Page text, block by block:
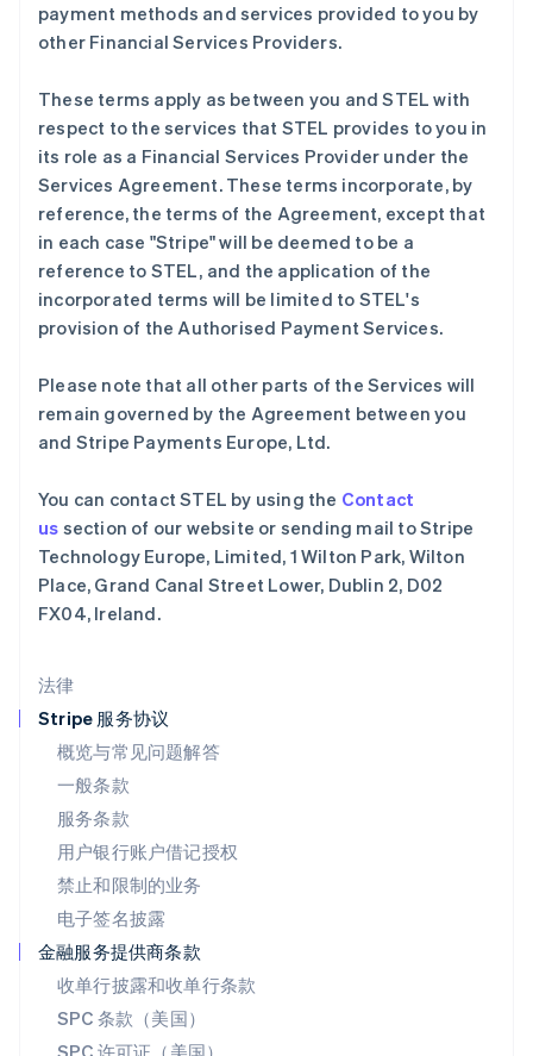
法律
Stripe 服务协议
概览与常见问题解答
一般条款
服务条款
用户银行账户借记授权
禁止和限制的业务
电子签名披露
金融服务提供商条款
收单行披露和收单行条款
SPC 条款（美国）
SPC 许可证（美国）
payment methods and services provided to you by
other Financial Services Providers.
These terms apply as between you and STEL with
respect to the services that STEL provides to you in
its role as a Financial Services Provider under the
Services Agreement. These terms incorporate, by
reference, the terms of the Agreement, except that
in each case "Stripe" will be deemed to be a
reference to STEL, and the application of the
incorporated terms will be limited to STEL's
provision of the Authorised Payment Services.
Please note that all other parts of the Services will
remain governed by the Agreement between you
and Stripe Payments Europe, Ltd.
You can contact STEL by using the Contact
us section of our website or sending mail to Stripe
Technology Europe, Limited, 1 Wilton Park, Wilton
Place, Grand Canal Street Lower, Dublin 2, D02
FX04, Ireland.
芬兰
Nederlands English
加拿大
English Français
捷克
克罗地亚
EnglishItaliano
拉脱维亚
English
立陶宛
DeutschEnglish
卢森堡
Français DeutschEnglish
马尔他
English
马来西亚
English简体中文
美国
Español
挪威
葡萄牙
Português
日本
日本語English
瑞典
SvenskaEnglish
DeutschFrançais
塞浦路斯
English
斯洛伐克
English
斯洛文尼亚